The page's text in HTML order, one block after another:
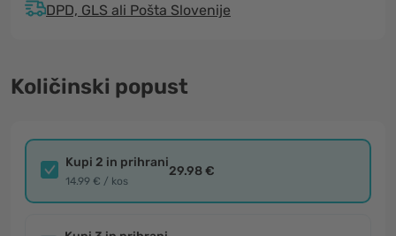
DPD, GLS ali Pošta Slovenije
Količinski popust
Kupi 2 in prihrani
14.99 € / kos
29.98 €